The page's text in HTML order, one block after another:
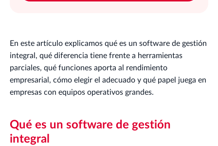
En este artículo explicamos qué es un software de gestión
integral, qué diferencia tiene frente a herramientas
parciales, qué funciones aporta al rendimiento
empresarial, cómo elegir el adecuado y qué papel juega en
empresas con equipos operativos grandes.
Qué es un software de gestión
integral